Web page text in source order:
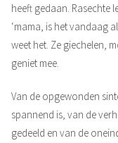
heeft gedaan. Rasechte
‘mama, is het vandaag
weet het. Ze giechelen,
geniet mee.
Van de opgewonden
spannend is, van de
gedeeld en van de